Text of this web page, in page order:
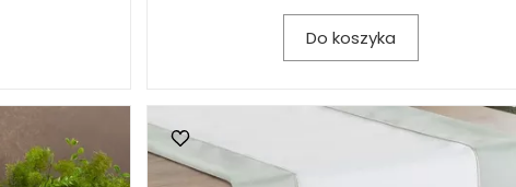
Do koszyka